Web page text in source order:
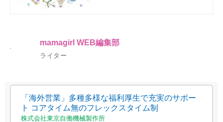
mamagirl WEB編集部
ライター
「海外営業」多種多様な福利厚生で充実のサポー
ト コアタイム無のフレックスタイム制
株式会社東京自働機械製作所